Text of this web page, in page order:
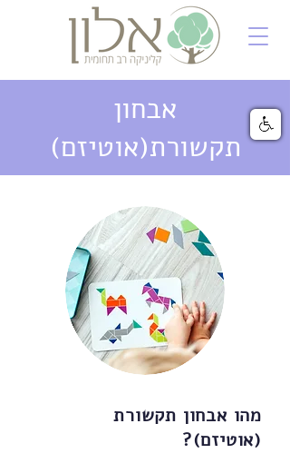
אבחון
תקשורת(אוטיזם)
מהו אבחון תקשורת
(אוטיזם)?